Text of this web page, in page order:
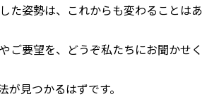
た姿勢は、これからも変わることはあ
ご要望を、どうぞ私たちにお聞かせく
が見つかるはずです。